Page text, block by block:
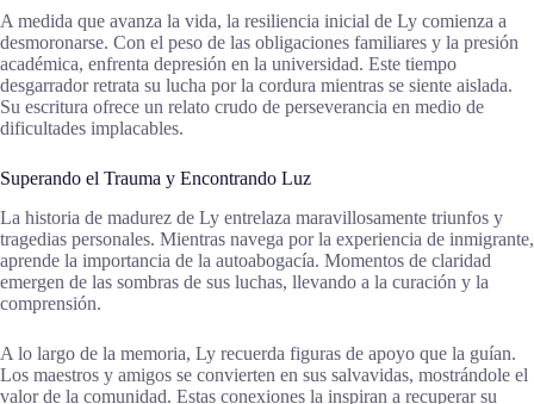
A medida que avanza la vida, la resiliencia inicial de Ly comienza a
desmoronarse. Con el peso de las obligaciones familiares y la presión
académica, enfrenta depresión en la universidad. Este tiempo
desgarrador retrata su lucha por la cordura mientras se siente aislada.
Su escritura ofrece un relato crudo de perseverancia en medio de
dificultades implacables.
Superando el Trauma y Encontrando Luz
La historia de madurez de Ly entrelaza maravillosamente triunfos y
tragedias personales. Mientras navega por la experiencia de inmigrante,
aprende la importancia de la autoabogacía. Momentos de claridad
emergen de las sombras de sus luchas, llevando a la curación y la
comprensión.
A lo largo de la memoria, Ly recuerda figuras de apoyo que la guían.
Los maestros y amigos se convierten en sus salvavidas, mostrándole el
valor de la comunidad. Estas conexiones la inspiran a recuperar su